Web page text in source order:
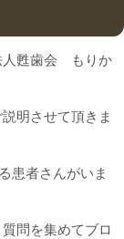
人甦歯会 もりか
明させて頂きま
患者さんがいま
問を集めてブロ